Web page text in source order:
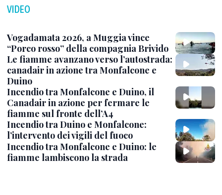
VIDEO
Vogadamata 2026, a Muggia vince
“Porco rosso” della compagnia Brivido
Le fiamme avanzano verso l’autostrada:
canadair in azione tra Monfalcone e
Duino
Incendio tra Monfalcone e Duino, il
Canadair in azione per fermare le
fiamme sul fronte dell’A4
Incendio tra Duino e Monfalcone:
l’intervento dei vigili del fuoco
Incendio tra Monfalcone e Duino: le
fiamme lambiscono la strada